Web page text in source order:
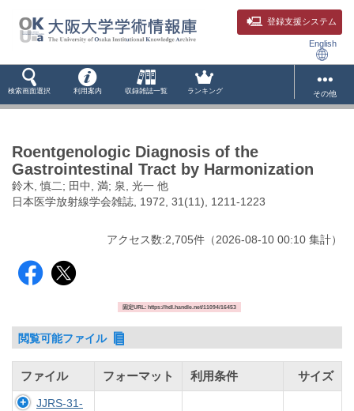
登録支援システム
English
検索画面選択 利用案内 収録雑誌一覧 ランキング その他
Roentgenologic Diagnosis of the
Gastrointestinal Tract by Harmonization
鈴木, 慎二; 田中, 満; 泉, 光一 他
日本医学放射線学会雑誌, 1972, 31(11), 1211-1223
アクセス数:2,705件 （2026-08-10 00:10 集計）
固定URL: https://hdl.handle.net/11094/16453
閲覧可能ファイル
ファイル フォーマット 利用条件 サイズ
JJRS-31-